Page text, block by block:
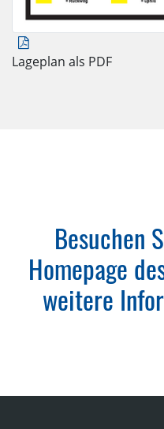
Lageplan als PDF
Besuchen
Homepage
weitere